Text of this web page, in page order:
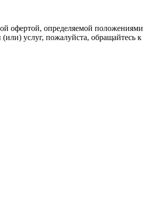
офертой, определяемой положениями
услуг, пожалуйста, обращайтесь к